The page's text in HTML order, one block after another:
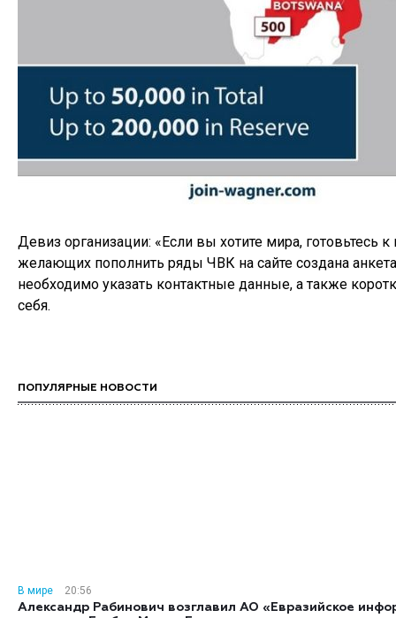
Девиз организации: «Если вы хотите мира, готовьтесь
желающих пополнить ряды ЧВК на сайте создана
необходимо указать контактные данные, а также
себя.
ПОПУЛЯРНЫЕ НОВОСТИ
В мире
20:56
Александр Рабинович возглавил АО «Евразийское